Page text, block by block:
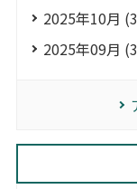
2025年10月
2025年09月